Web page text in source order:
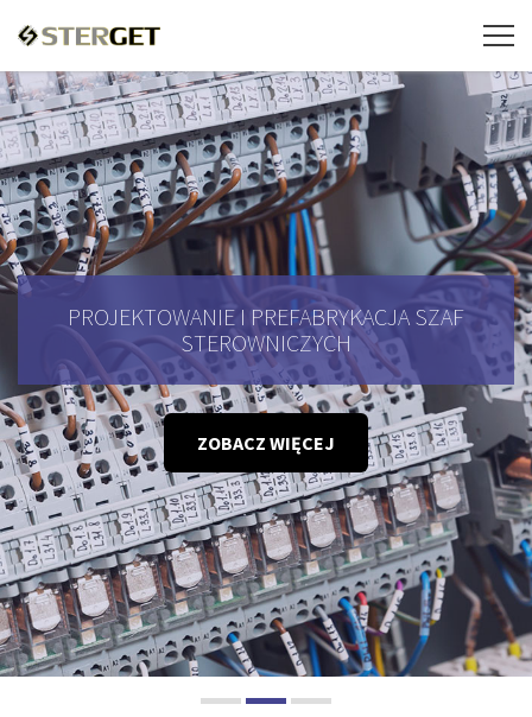
PROJEKTOWANIE I PREFABRYKACJA SZAF
STEROWNICZYCH
ZOBACZ WIĘCEJ